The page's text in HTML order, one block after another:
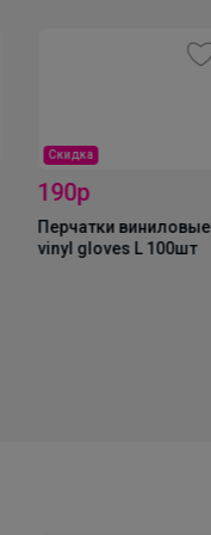
Скидка
190р
Перчатки виниловые
vinyl gloves L 100шт